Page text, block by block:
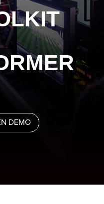
DEMO